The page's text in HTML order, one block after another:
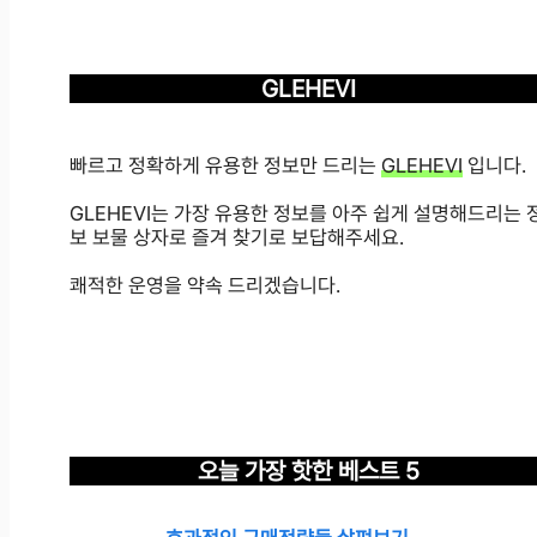
GLEHEVI
빠르고 정확하게 유용한 정보만 드리는 GLEHEVI 입니다.
GLEHEVI는 가장 유용한 정보를 아주 쉽게 설명해드리는
보 보물 상자로 즐겨 찾기로 보답해주세요.
쾌적한 운영을 약속 드리겠습니다.
오늘 가장 핫한 베스트 5